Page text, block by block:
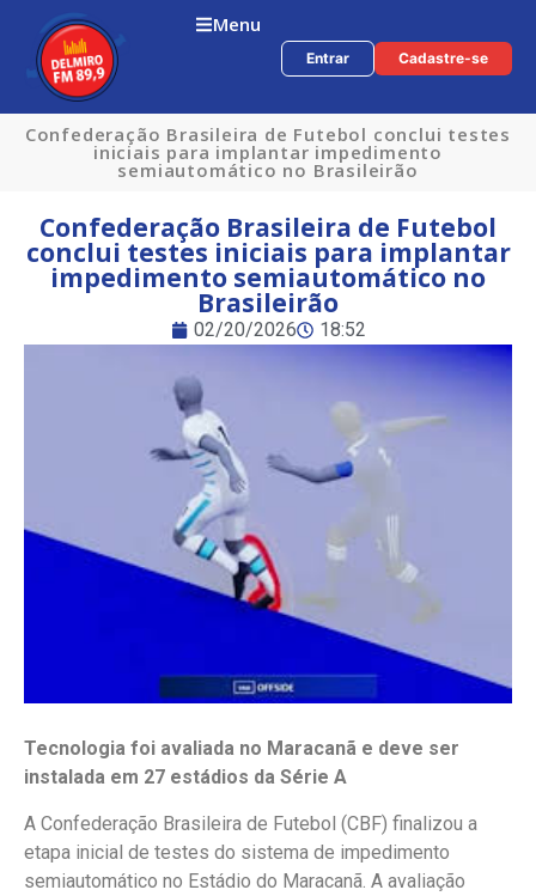
Menu
Entrar Cadastre-se
Confederação Brasileira de Futebol conclui testes
iniciais para implantar impedimento
semiautomático no Brasileirão
Confederação Brasileira de Futebol
conclui testes iniciais para implantar
impedimento semiautomático no
Brasileirão
02/20/2026 18:52
Tecnologia foi avaliada no Maracanã e deve ser
instalada em 27 estádios da Série A
A Confederação Brasileira de Futebol (CBF) finalizou a
etapa inicial de testes do sistema de impedimento
semiautomático no Estádio do Maracanã. A avaliação